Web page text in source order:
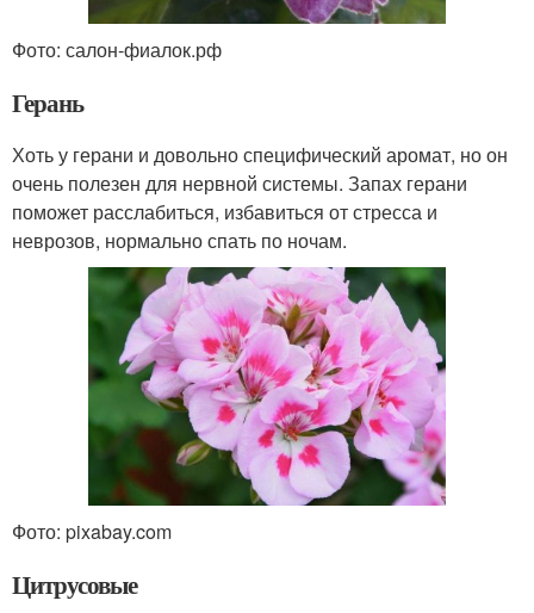
Фото: салон-фиалок.рф
Герань
Хоть у герани и довольно специфический аромат, но он
очень полезен для нервной системы. Запах герани
поможет расслабиться, избавиться от стресса и
неврозов, нормально спать по ночам.
Фото: pixabay.com
Цитрусовые